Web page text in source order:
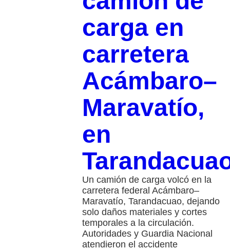
carga en
carretera
Acámbaro–
Maravatío,
en
Un camión de carga volcó en la
carretera federal Acámbaro–
Maravatío, Tarandacuao, dejando
solo daños materiales y cortes
temporales a la circulación.
Autoridades y Guardia Nacional
atendieron el accidente